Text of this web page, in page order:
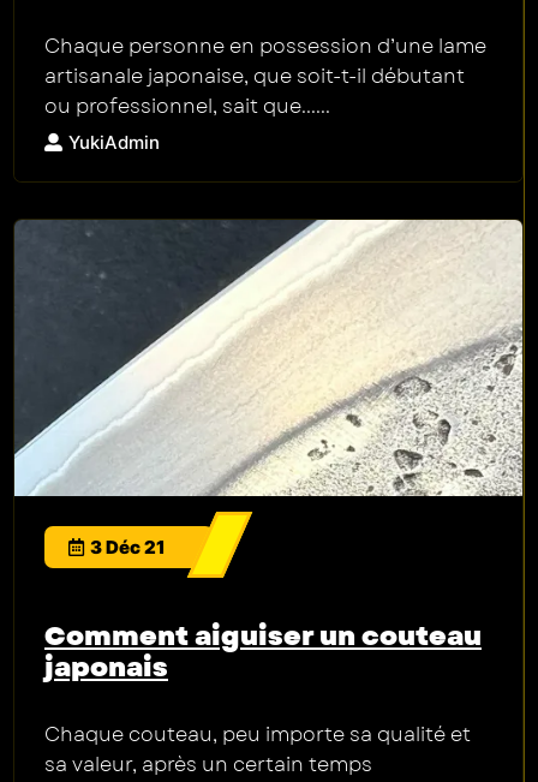
Chaque personne en possession d’une lame
artisanale japonaise, que soit-t-il débutant
ou professionnel, sait que......
YukiAdmin
3 Déc 21
Comment aiguiser un couteau
japonais
Chaque couteau, peu importe sa qualité et
sa valeur, après un certain temps